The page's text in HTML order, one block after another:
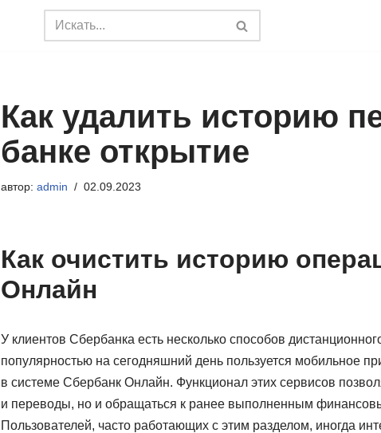
Как удалить историю
банке открытие
автор: admin 02.09.2023
Как очистить историю
Онлайн
У клиентов Сбербанка есть несколько способов
популярностью на сегодняшний день пользуется мобильное
в системе Сбербанк Онлайн. Функционал этих сервисов
и переводы, но и обращаться к ранее выполненным
Пользователей, часто работающих с этим разделом, иногда